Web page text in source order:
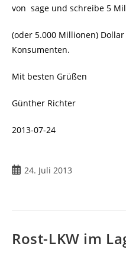
von sage und schreibe 5
(oder 5.000 Millionen)
Konsumenten.
Mit besten Grüßen
Günther Richter
2013-07-24
Beitrag
24. Juli 2013
Rost-LKW im